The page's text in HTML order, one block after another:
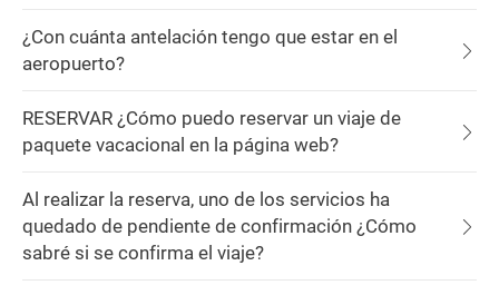
¿Con cuánta antelación tengo que estar en el
aeropuerto?
RESERVAR ¿Cómo puedo reservar un viaje de
paquete vacacional en la página web?
Al realizar la reserva, uno de los servicios ha
quedado de pendiente de confirmación ¿Cómo
sabré si se confirma el viaje?